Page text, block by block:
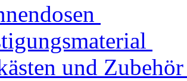
und Zubehör